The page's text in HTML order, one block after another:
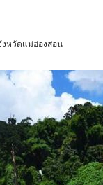
หวัดแม่ฮ่องสอน